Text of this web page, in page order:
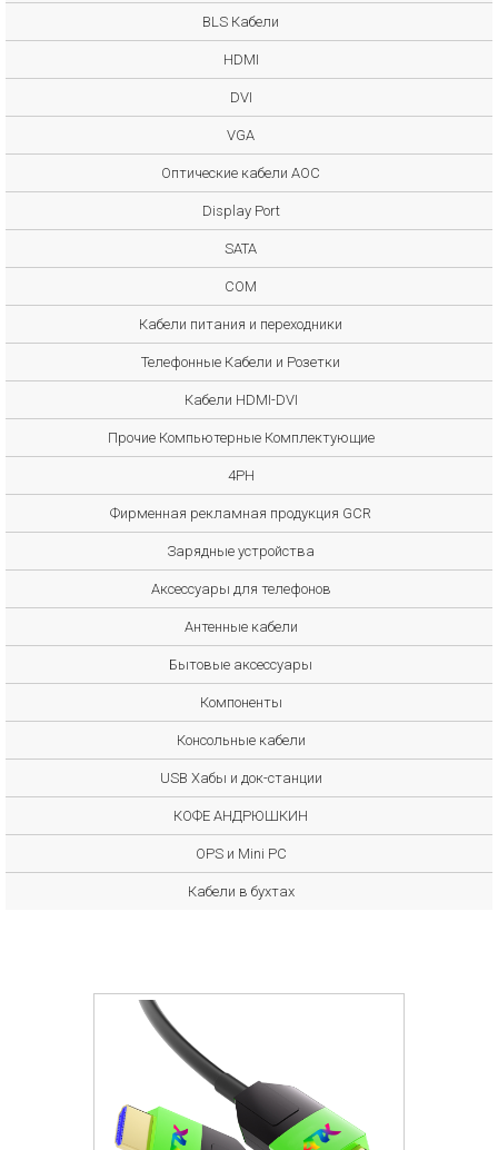
BLS Кабели
HDMI
DVI
VGA
Оптические кабели AOC
Display Port
SATA
COM
Кабели питания и переходники
Телефонные Кабели и Розетки
Кабели HDMI-DVI
Прочие Компьютерные Комплектующие
4PH
Фирменная рекламная продукция GCR
Зарядные устройства
Аксессуары для телефонов
Антенные кабели
Бытовые аксессуары
Компоненты
Консольные кабели
USB Хабы и док-станции
КОФЕ АНДРЮШКИН
OPS и Mini PC
Кабели в бухтах